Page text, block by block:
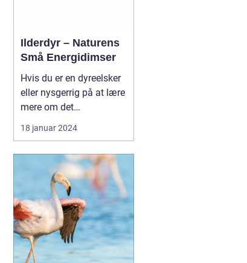
Ilderdyr – Naturens
Små Energidimser
Hvis du er en dyreelsker
eller nysgerrig på at lære
mere om det
fascinerende dyrerige, er
ilderdyr en art, der er
Ilderen, også kendt som
mustela putorius furo, er
en lille dyr, der tilhører
samme familie som
grævlinger, mår, og odd...
18 januar 2024